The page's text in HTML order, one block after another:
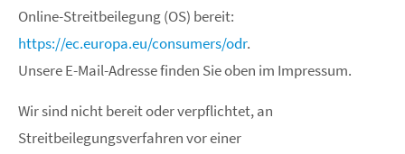
Online-Streitbeilegung (OS) bereit:
https://ec.europa.eu/consumers/odr.
Unsere E-Mail-Adresse finden Sie oben im Impressum.
Wir sind nicht bereit oder verpflichtet, an
Streitbeilegungsverfahren vor einer